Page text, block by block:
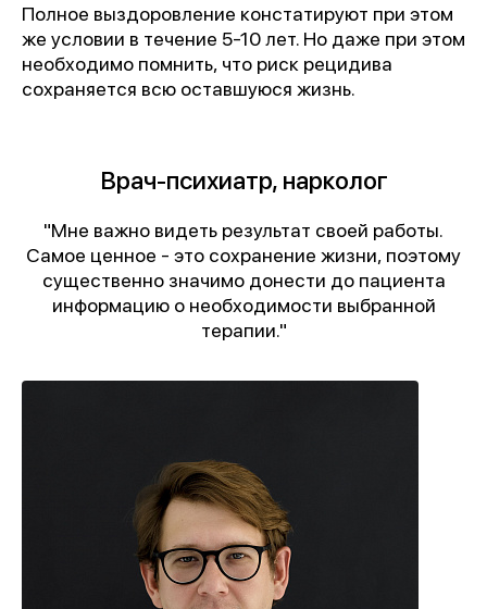
Полное выздоровление констатируют при этом
же условии в течение 5-10 лет. Но даже при этом
необходимо помнить, что риск рецидива
сохраняется всю оставшуюся жизнь.
Врач-психиатр, нарколог
"Мне важно видеть результат своей работы.
Самое ценное - это сохранение жизни, поэтому
существенно значимо донести до пациента
информацию о необходимости выбранной
терапии."